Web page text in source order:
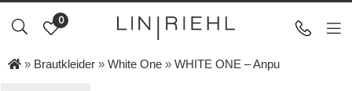
0
» Brautkleider » White One » WHITE ONE – Anpu